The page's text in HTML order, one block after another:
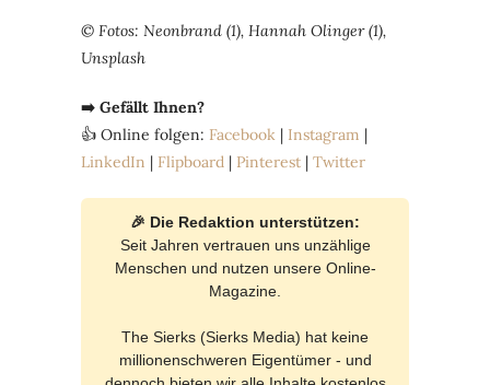
© Fotos: Neonbrand (1), Hannah Olinger (1),
Unsplash
➡️ Gefällt Ihnen?
👍 Online folgen: Facebook | Instagram |
LinkedIn | Flipboard | Pinterest | Twitter
🎉 Die Redaktion unterstützen:
Seit Jahren vertrauen uns unzählige
Menschen und nutzen unsere Online-
Magazine.
The Sierks (Sierks Media) hat keine
millionenschweren Eigentümer - und